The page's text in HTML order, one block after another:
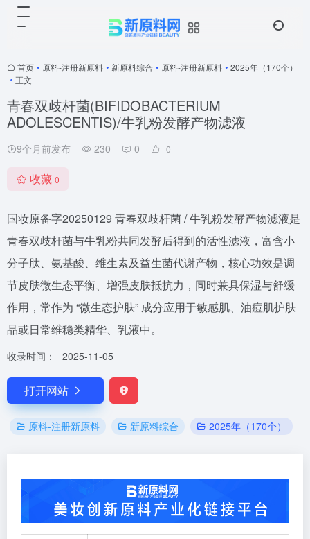
首页 • 原料-注册新原料 • 新原料综合 • 原料-注册新原料 • 2025年（170个）
• 正文
青春双歧杆菌(BIFIDOBACTERIUM
ADOLESCENTIS)/牛乳粉发酵产物滤液
9个月前发布 230 0 0
收藏 0
国妆原备字20250129 青春双歧杆菌 / 牛乳粉发酵产物滤液是
青春双歧杆菌与牛乳粉共同发酵后得到的活性滤液，富含小
分子肽、氨基酸、维生素及益生菌代谢产物，核心功效是调
节皮肤微生态平衡、增强皮肤抵抗力，同时兼具保湿与舒缓
作用，常作为 “微生态护肤” 成分应用于敏感肌、油痘肌护肤
品或日常维稳类精华、乳液中。
收录时间： 2025-11-05
打开网站
原料-注册新原料 新原料综合 2025年（170个）